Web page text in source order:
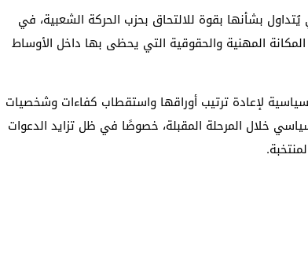
بشأنها بقوة للالتحاق بحزب الحركة الشعبية، في
المهنية والحقوقية التي يحظى بها داخل الأوساط
لإعادة ترتيب أوراقها واستقطاب كفاءات وشخصيات
خلال المرحلة المقبلة، خصوصًا في ظل تزايد الدعوات